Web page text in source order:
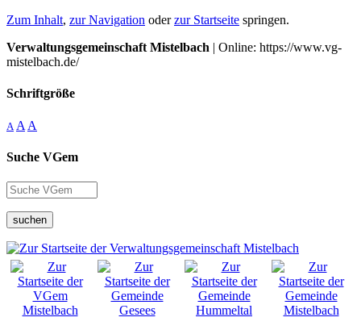
Zum Inhalt, zur Navigation oderzur Startseite springen.
Verwaltungsgemeinschaft Mistelbach | Online: https://www.vg-
mistelbach.de/
Schriftgröße
A A A
Suche VGem
suchen